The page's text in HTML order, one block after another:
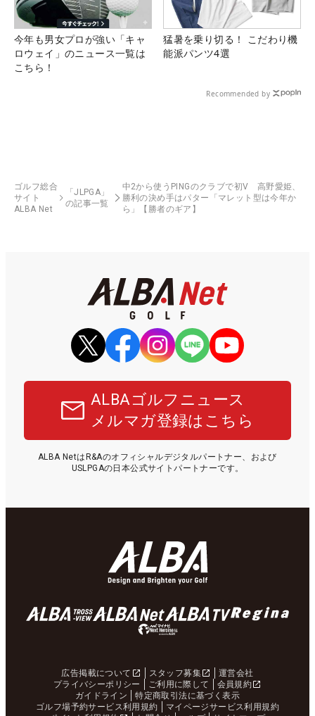
今年も男女プロが強い「キャ
ロウェイ」のニュース一覧は
こちら！
猛暑を乗り切る！ こだわり機
能派パンツ4選
Recommended by
ゴルフ総合
サイト
ALBA Net
「JLPGA」
の記事一覧
中2から使うPINGのクラブで初V 高野愛姫、
勝利の決め手はパター「マレット型は今年か
ら」【勝者のギア】
ALBAゴルフニュース
メルマガ登録はこちら
ALBA NetはR&Aのオフィシャルデジタルパートナー、および
USLPGAの日本公式サイトパートナーです。
広告掲載について スタッフ募集
運営会社
プライバシーポリシー
ご利用に際して
会員規約
ガイドライン
特定商取引法に基づく表示
ゴルフ場予約サービス利用規約
マイページサービス利用規約